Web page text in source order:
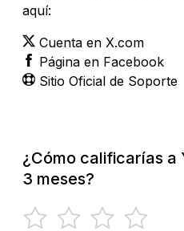
aquí:
Cuenta en X.com
Página en Facebook
Sitio Oficial de Soporte
¿Cómo calificarías a
3 meses?